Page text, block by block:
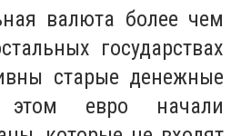
валюта более чем
государствах
старые денежные
евро начали